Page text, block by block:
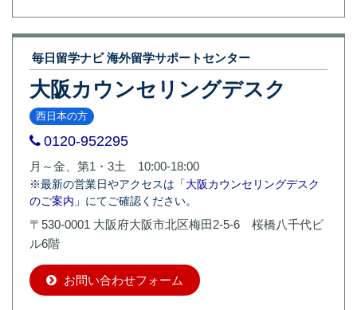
毎日留学ナビ 海外留学サポートセンター
大阪カウンセリングデスク
西日本の方
0120-952295
月～金、第1・3土 10:00-18:00
※最新の営業日やアクセスは 「大阪カウンセリングデスク
のご案内」 にてご確認ください。
〒530-0001 大阪府大阪市北区梅田2-5-6 桜橋八千代ビ
ル6階
お問い合わせフォーム